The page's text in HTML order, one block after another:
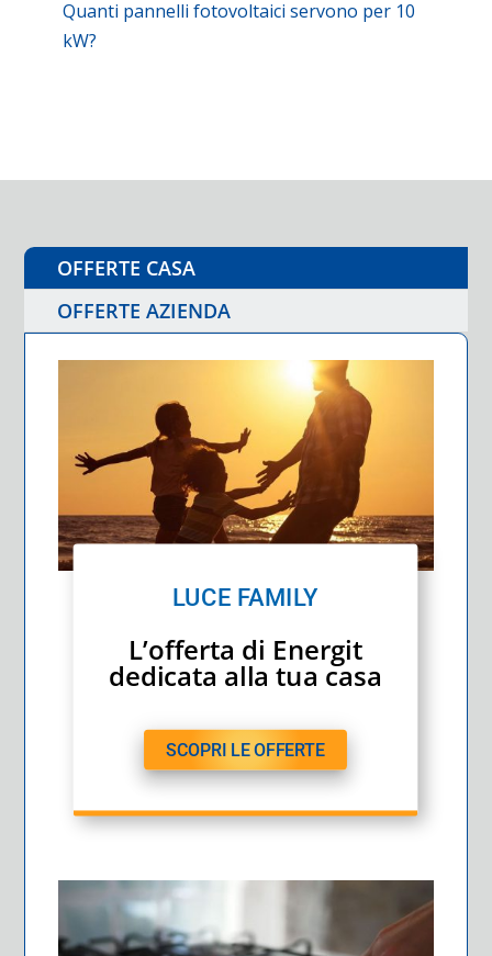
Quanti pannelli fotovoltaici servono per 10
kW?
OFFERTE CASA
OFFERTE AZIENDA
LUCE FAMILY
L’offerta di Energit
dedicata alla tua casa
SCOPRI LE OFFERTE